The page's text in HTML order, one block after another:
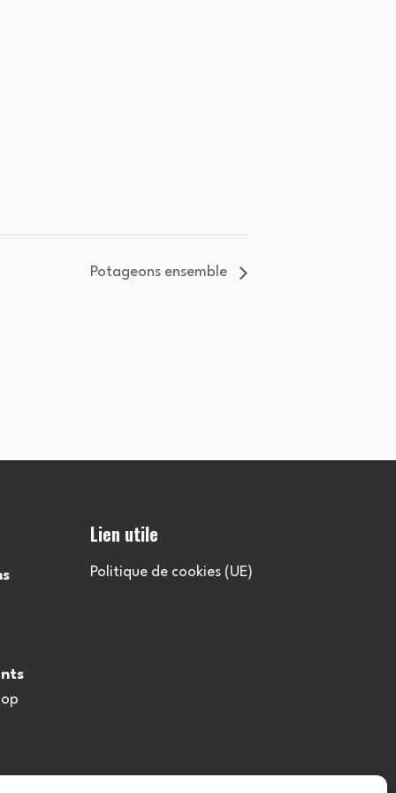
Potageons ensemble
Lien utile
Politique de cookies (UE)